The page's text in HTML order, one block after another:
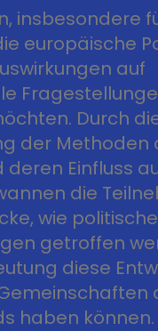
insbesondere
europäische
auf
Durch
der Methoden
deren Einfluss
die
wie politische
getroffen
diese
haben können.